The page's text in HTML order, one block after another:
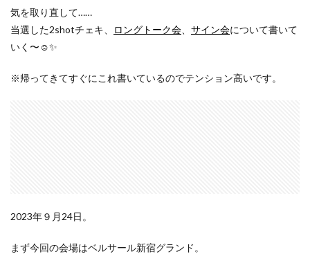
気を取り直して……
当選した2shotチェキ、
ロングトーク会 サイン会について書いて
いく〜☺️✨
※帰ってきてすぐにこれ書いているのでテンション高いです。
2023年９月24日。
まず今回の会場はベルサール新宿グランド。